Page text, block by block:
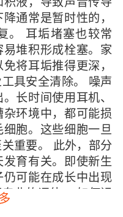
通常是暂时性的，
。 耳垢堵塞也较常
堆积形成栓塞。家
将耳垢推得更深，
具安全清除。 噪声
长时间使用耳机、
环境中，都可能损
胞。这些细胞一旦
重要。 此外，部分
育有关。即使新生
可能在成长中出现
业的评估。 如何识
过日常观察初步判